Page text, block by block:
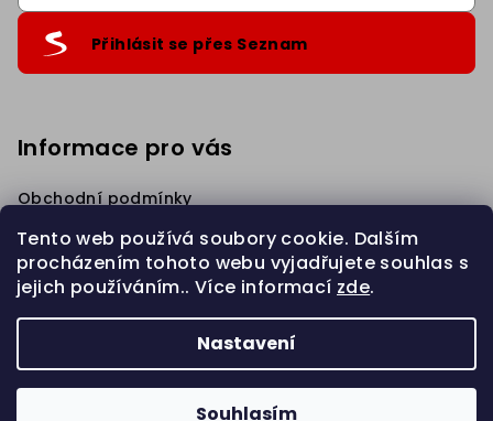
Tento web používá soubory cookie. Dalším
procházením tohoto webu vyjadřujete souhlas s
jejich používáním.. Více informací zde.
Nastavení
Souhlasím
Přihlásit se přes Seznam
Informace pro vás
Obchodní podmínky
Podmínky ochrany osobních údajů
Věrnostní Sleva
Napište nám